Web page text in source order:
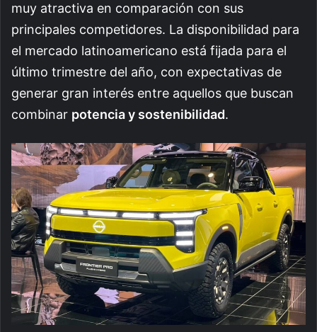
muy atractiva en comparación con sus
principales competidores. La disponibilidad para
el mercado latinoamericano está fijada para el
último trimestre del año, con expectativas de
generar gran interés entre aquellos que buscan
combinar potencia y sostenibilidad.